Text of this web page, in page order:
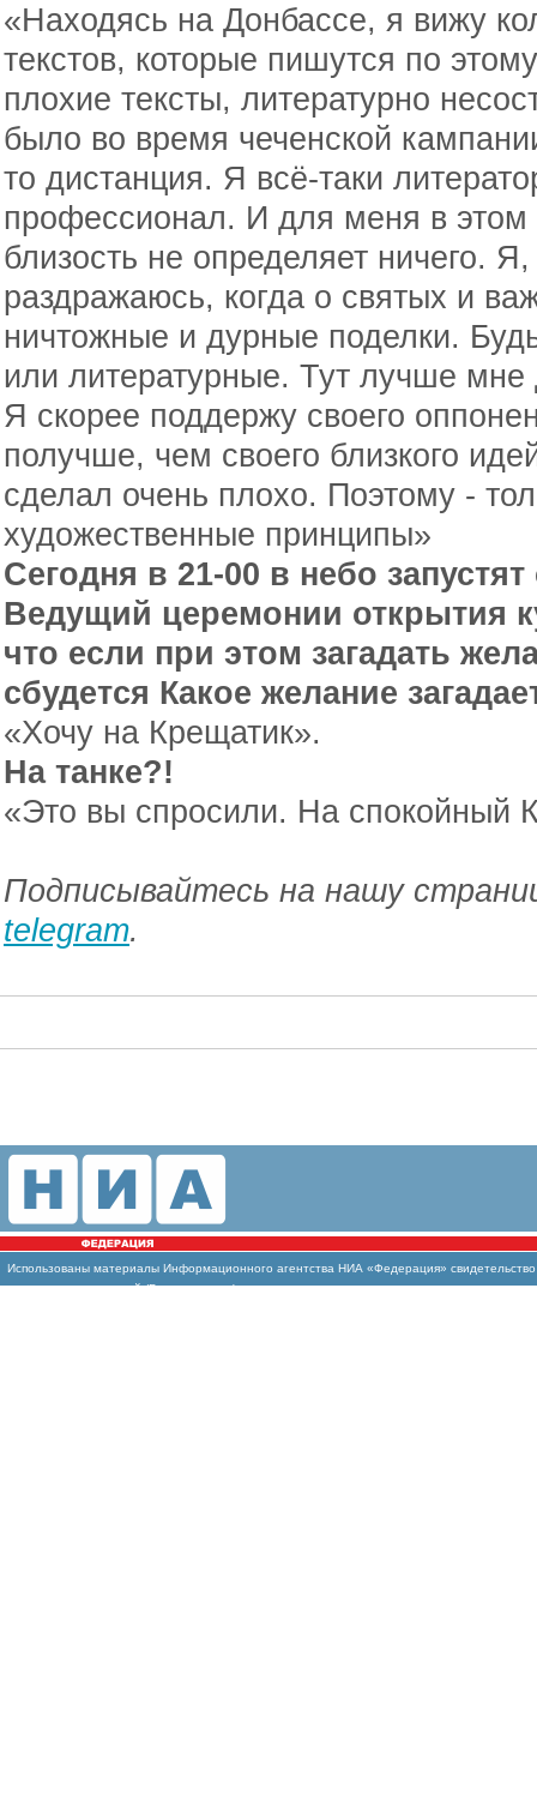
«Находясь на Донбассе, я вижу
текстов, которые пишутся по
плохие тексты, литературно
было во время чеченской
то дистанция. Я всё-таки
профессионал. И для меня в этом
близость не определяет ничего.
раздражаюсь, когда о святых и
ничтожные и дурные поделки.
или литературные. Тут лучше мне
Я скорее поддержу своего
получше, чем своего близкого
сделал очень плохо. Поэтому -
художественные принципы»
Сегодня в 21-00 в небо
Ведущий церемонии открытия
что если при этом загадать
сбудется Какое желание
«Хочу на Крещатик».
На танке?!
«Это вы спросили. На спокойный
Подписывайтесь на нашу
telegram.
Использованы материалы Информационного агентства НИА «Федерация»
массовых коммуникаций (Роскомнадзор)